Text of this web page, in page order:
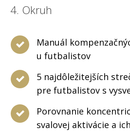
4. Okruh
Manuál
u futbalistov
5 najdôležitejších
pre futbalistov s
Porovnanie
svalovej aktivácie a